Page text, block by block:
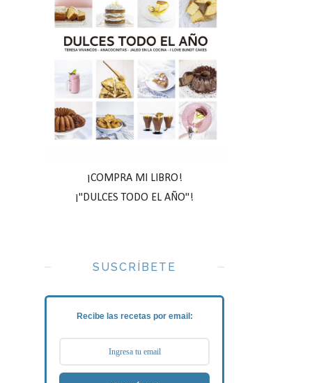
¡COMPRA MI LIBRO!
¡"DULCES TODO EL AÑO"!
SUSCRÍBETE
Recibe las recetas por email: